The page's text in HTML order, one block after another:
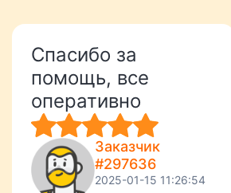
Спасибо за
помощь, все
оперативно
Заказчик
#297636
2025-01-15 11:26:54